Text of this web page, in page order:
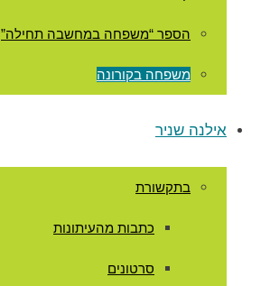
הספר “משפחה במחשבה תחילה”
משפחה בקורונה
אילנה שניר
בתקשורת
כתבות מהעיתונות
סרטונים